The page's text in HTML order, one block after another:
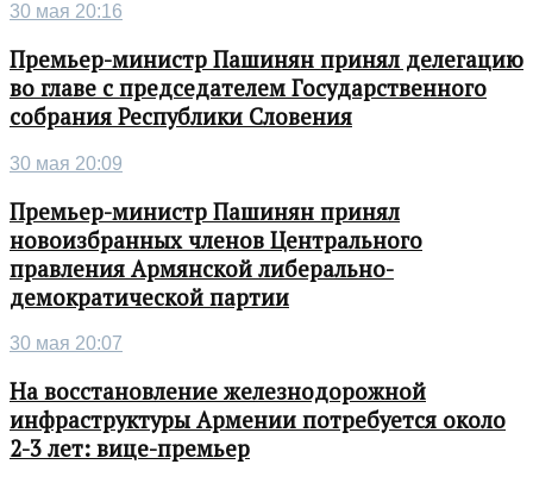
30 мая 20:16
Премьер-министр Пашинян принял делегацию
во главе с председателем Государственного
собрания Республики Словения
30 мая 20:09
Премьер-министр Пашинян принял
новоизбранных членов Центрального
правления Армянской либерально-
демократической партии
30 мая 20:07
На восстановление железнодорожной
инфраструктуры Армении потребуется около
2-3 лет: вице-премьер